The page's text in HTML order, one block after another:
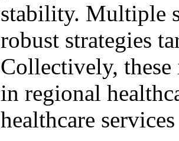
stability. Multiple
robust strategies
Collectively, these
in regional
healthcare